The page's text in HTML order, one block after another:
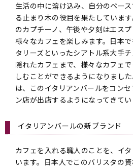
生活の中に溶け込み、自分のペー
る止まり木の役目を果たしていま
のカプチーノ、午後や夕刻はエス
様々なカフェを楽しみます。日本
タリーズといったシアトル系大手
隠れたカフェまで、様々なカフェ
しむことができるようになりまし
は、このイタリアンバールをコン
ン店が出店するようになってきてい
イタリアンバールの新ブランド
カフェを入れる職人のことを、イ
います。日本人でこのバリスタの